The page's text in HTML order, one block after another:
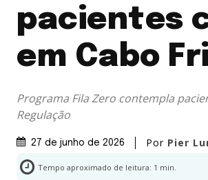
pacientes
em Cabo
Programa Fila Zero contempla
Regulação
27 de junho de 2026 Por Pier
Tempo aproximado de leitura: 1 min.